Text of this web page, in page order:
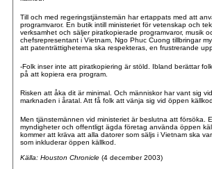
Till och med regeringstjänstemän har ertappats med att
programvaror. En butik intill ministeriet för vetenskap och
verksamhet och säljer piratkopierade programvaror, musik
chefsrepresentant i Vietnam, Ngo Phuc Cuong tillbringar
att patenträttigheterna ska respekteras, en frustrerande
-Folk inser inte att piratkopiering är stöld. Ibland berättar
på att kopiera era program.
Risken att åka dit är minimal. Och människor har vant sig
marknaden i åratal. Att få folk att vänja sig vid öppen
Men tjänstemännen vid ministeriet är beslutna att försöka.
myndigheter och offentligt ägda företag använda öppen
kommer att kräva att alla datorer som säljs i Vietnam ska
som inkluderar öppen källkod.
Källa: Houston Chronicle (4 december 2003)